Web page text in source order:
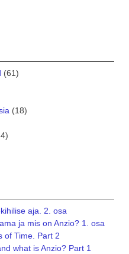
(61)
(18)
aja. 2. osa
ja mis on Anzio? 1. osa
of Time. Part 2
what is Anzio? Part 1